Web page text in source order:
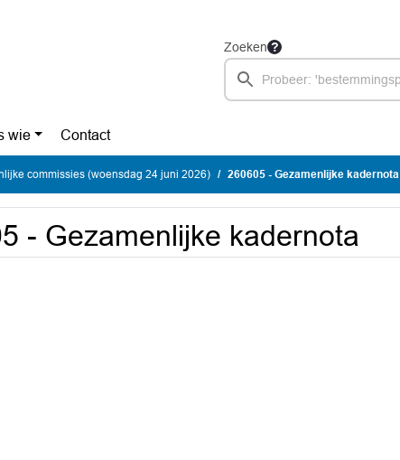
Zoeken
wie Contact
commissies (woensdag 24 juni 2026) 260605 - Gezamenlijke kadernota
- Gezamenlijke kadernota